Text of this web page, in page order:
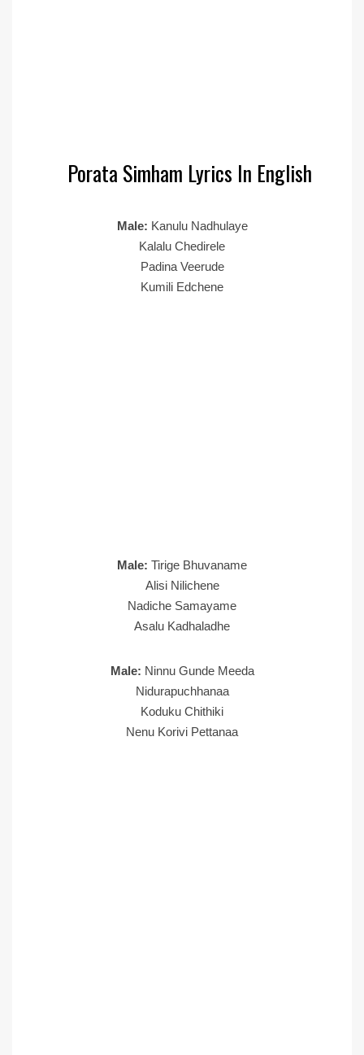
Porata Simham Lyrics In English
Male: Kanulu Nadhulaye
Kalalu Chedirele
Padina Veerude
Kumili Edchene
Male: Tirige Bhuvaname
Alisi Nilichene
Nadiche Samayame
Asalu Kadhaladhe
Male: Ninnu Gunde Meeda
Nidurapuchhanaa
Koduku Chithiki
Nenu Korivi Pettanaa